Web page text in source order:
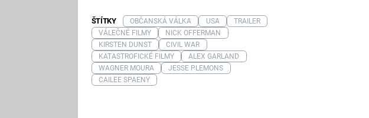
ŠTÍTKY OBČANSKÁ VÁLKA USA
TRAILER
VÁLEČNÉ FILMY
NICK OFFERMAN
KIRSTEN DUNST
CIVIL WAR
KATASTROFICKÉ FILMY
ALEX GARLAND
WAGNER MOURA
JESSE PLEMONS
CAILEE SPAENY